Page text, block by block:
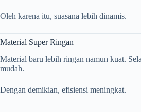
Oleh karena itu, suasana lebih dinamis.
Material Super Ringan
Material baru lebih ringan namun kuat.
mudah.
Dengan demikian, efisiensi meningkat.